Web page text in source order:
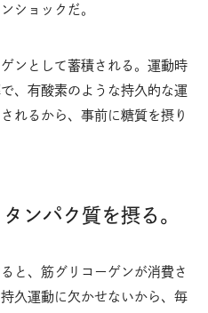
ショックだ。
ンとして蓄積される。運動時
、有酸素のような持久的な運
れるから、事前に糖質を摂り
ンパク質を摂る。
と、筋グリコーゲンが消費さ
久運動に欠かせないから、毎